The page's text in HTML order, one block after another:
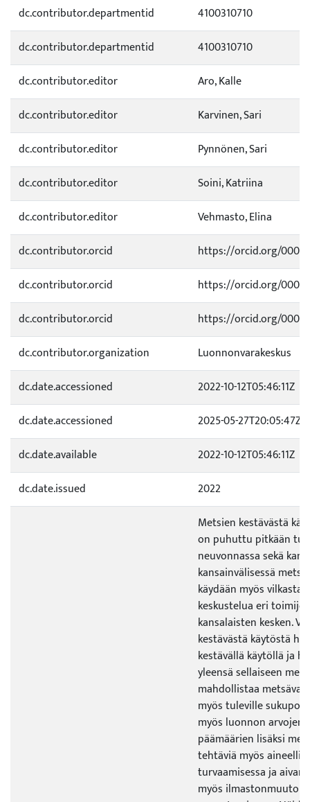
dc.contributor.departmentid
4100310710
dc.contributor.departmentid
4100310710
dc.contributor.editor
Aro, Kalle
dc.contributor.editor
Karvinen, Sari
dc.contributor.editor
Pynnönen, Sari
dc.contributor.editor
Soini, Katriina
dc.contributor.editor
Vehmasto, Elina
dc.contributor.orcid
https://orcid.org/0000-
dc.contributor.orcid
https://orcid.org/0000-
dc.contributor.orcid
https://orcid.org/0000-
dc.contributor.organization
Luonnonvarakeskus
dc.date.accessioned
2022-10-12T05:46:11Z
dc.date.accessioned
2025-05-27T20:05:47Z
dc.date.available
2022-10-12T05:46:11Z
dc.date.issued
2022
Metsien kestävästä
on puhuttu pitkään
neuvonnassa sekä
kansainvälisessä
käydään myös vilkasta
keskustelua eri
kansalaisten kesken.
kestävästä käytöstä
kestävällä käytöllä ja
yleensä sellaiseen
mahdollistaa
myös tuleville
myös luonnon arvojen
päämäärien lisäksi
tehtäviä myös
turvaamisessa ja aivan
myös